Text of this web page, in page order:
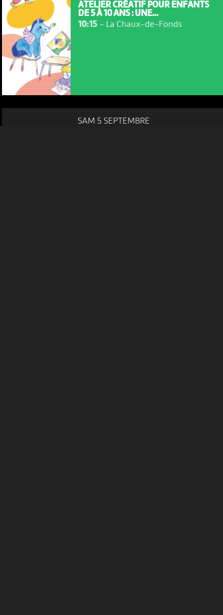
NOUS UTILISONS DES COOKIES
En poursuivant votre navigation sur le culturoscoPe site vous
consentez à l’utilisation de cookies. Les cookies nous
permettent d'analyser le trafic, d’affiner les contenus mis à
votre disposition et renseigner les acteurs·trices culturel·le·s sur
l'intérêt porté à leurs événements.
Plus d'infos
ATELIER CRÉATIF POUR ENFANTS
DE 5 À 10 ANS : UNE...
10:15 - La Chaux-de-Fonds
SAM 5 SEPTEMBRE